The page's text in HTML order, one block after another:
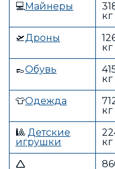
💻Майнеры
кг
🛫Дроны
кг
👞Обувь
кг
👕Одежда
кг
🎱 Детские
игрушки
кг
🛆